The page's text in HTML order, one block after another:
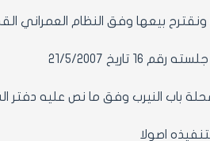
بيعها وفق النظام العمراني
21/5/2007
الحادية عشر محلة باب النيرب وفق ما نص